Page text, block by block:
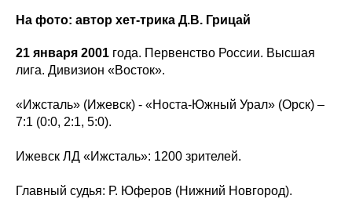
На фото: автор хет-трика Д.В. Грицай
21 января 2001 года. Первенство России. Высшая
лига. Дивизион «Восток».
«Ижсталь» (Ижевск) - «Носта-Южный Урал» (Орск) –
7:1 (0:0, 2:1, 5:0).
Ижевск ЛД «Ижсталь»: 1200 зрителей.
Главный судья: Р. Юферов (Нижний Новгород).